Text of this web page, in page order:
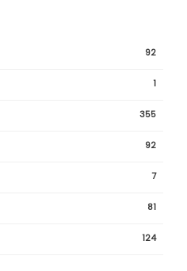
92
1
355
92
7
81
124